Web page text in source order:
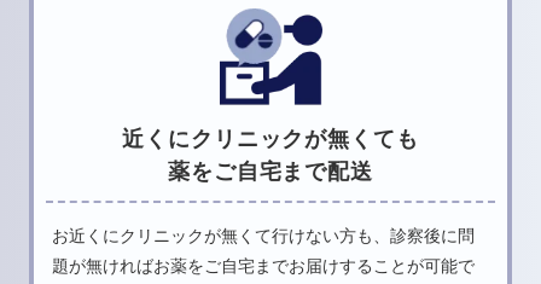
近くにクリニックが無くても
薬をご自宅まで配送
お近くにクリニックが無くて行けない方も、 診察後に問
題が無ければお薬をご自宅までお届けすることが可能で